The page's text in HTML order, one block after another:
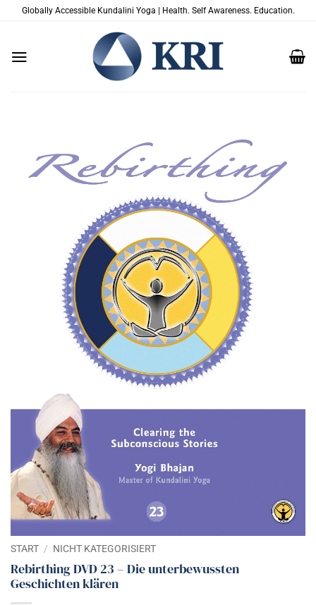
ZumGlobally Accessible Kundalini Yoga | Health. Self Awareness. Education.
START / NICHT KATEGORISIERT
Rebirthing DVD 23 – Die unterbewussten
Geschichten klären